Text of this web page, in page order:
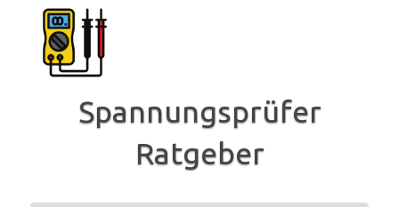
Inhalt
springen
Spannungsprüfer
Ratgeber